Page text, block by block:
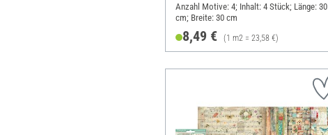
Anzahl Motive: 4; Inhalt: 4 Stück; Länge: 30
cm; Breite: 30 cm
8,49 € (1 m2 = 23,58 €)